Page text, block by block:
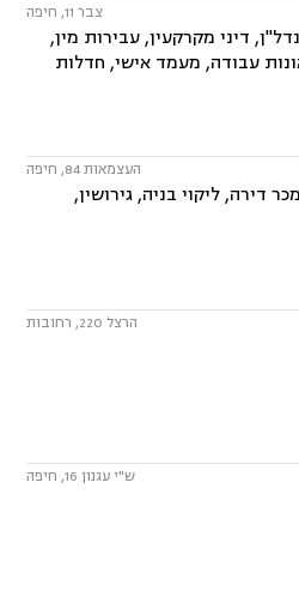
צבר 11, חיפה
דיני מקרקעין, עבירות מין,
עבודה, מעמד אישי, חדלות
העצמאות 84, חיפה
דירה, ליקוי בניה, גירושין,
הרצל 220, רחובות
ש"י עגנון 16, חיפה